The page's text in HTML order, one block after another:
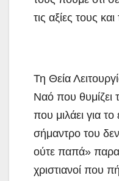
τις αξίες τους
Τη Θεία
Ναό που θυμίζει
που μιλάει για
σήμαντρο του
ούτε παπά»
χριστιανοί που